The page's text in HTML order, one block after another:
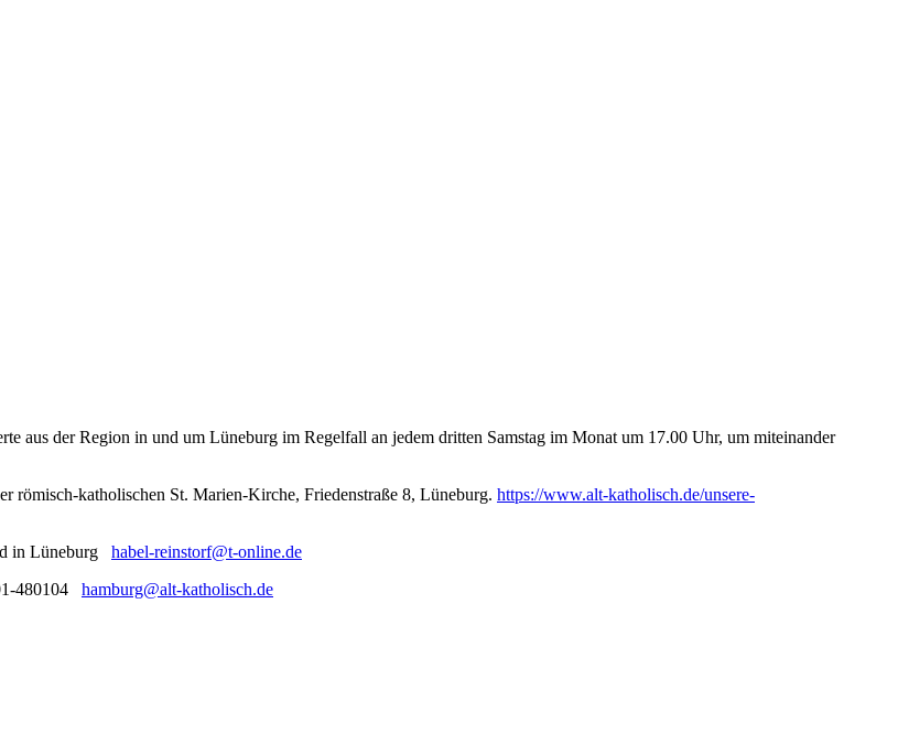
aus der Region in und um Lüneburg im Regelfall an jedem dritten Samstag im Monat um 17.00 Uhr, um miteinander
römisch-katholischen St. Marien-Kirche, Friedenstraße 8, Lüneburg. https://www.alt-katholisch.de/unsere-
in Lüneburg habel-reinstorf@t-online.de
480104 hamburg@alt-katholisch.de